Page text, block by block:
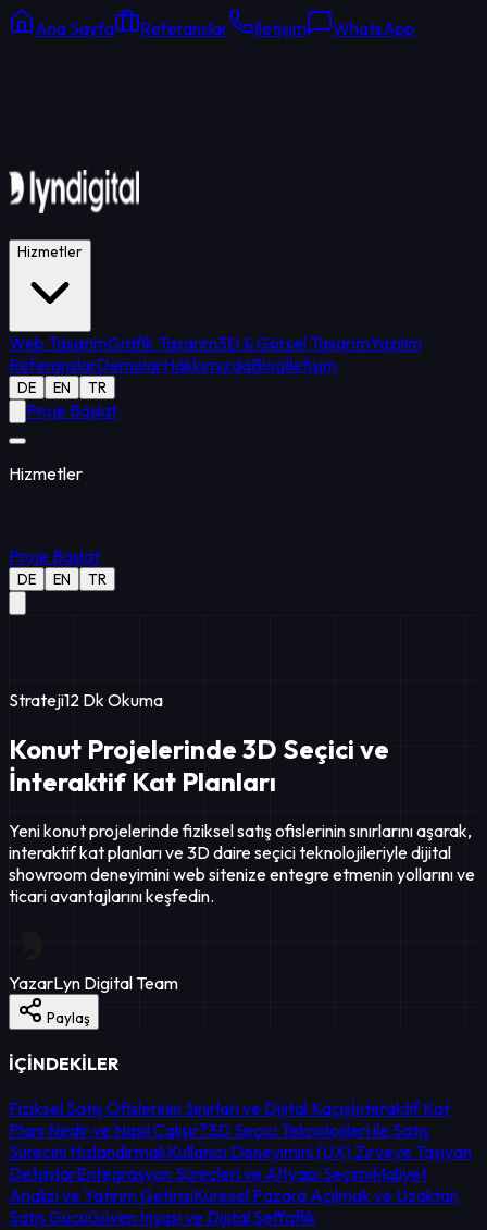
Ana Sayfa Referanslar İletişim WhatsApp
Hizmetler
Web TasarımGrafik Tasarım3D & Görsel TasarımYazılım
ReferanslarDemolarHakkımızdaBlogİletişim
DE EN TR
Proje Başlat
Hizmetler
Proje Başlat
DE EN TR
Strateji12 Dk Okuma
Konut Projelerinde 3D Seçici ve
İnteraktif Kat Planları
Yeni konut projelerinde fiziksel satış ofislerinin sınırlarını aşarak,
interaktif kat planları ve 3D daire seçici teknolojileriyle dijital
showroom deneyimini web sitenize entegre etmenin yollarını ve
ticari avantajlarını keşfedin.
YazarLyn Digital Team
Paylaş
İÇİNDEKİLER
Fiziksel Satış Ofislerinin Sınırları ve Dijital Kaçışİnteraktif Kat
Planı Nedir ve Nasıl Çalışır?3D Seçici Teknolojileri ile Satış
Sürecini HızlandırmakKullanıcı Deneyimini (UX) Zirveye Taşıyan
DetaylarEntegrasyon Süreçleri ve Altyapı SeçimiMaliyet
Analizi ve Yatırım GetirisiKüresel Pazara Açılmak ve Uzaktan
Satış GücüGüven İnşası ve Dijital Şeffaflık